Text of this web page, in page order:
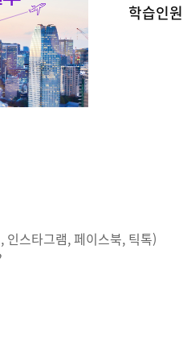
학습인원
스타그램, 페이스북, 틱톡)